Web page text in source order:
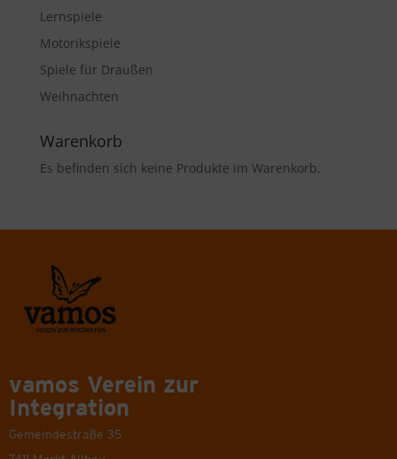
Lernspiele
Motorikspiele
Spiele für Draußen
Weihnachten
Warenkorb
Es befinden sich keine Produkte im Warenkorb.
vamos Verein zur
Integration
Gemeindestraße 35